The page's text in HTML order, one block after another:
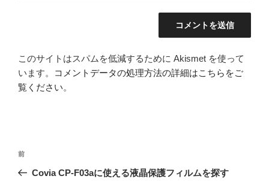
このサイトはスパムを低減するために Akismet を使って
います。
コメントデータの処理方法の詳細はこちらをご
覧ください。
投
ナ
前
の
前
Covia CP-F03aに使える液晶保護フィルムを探す